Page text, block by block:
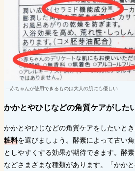
赤ちゃんが使用できるものは大人の肌にも優しい
かかとやひじなどの角質ケアがした
かかとやひじなどの角質ケアをしたいとき
粧料を選びましょう。酵素によって古い
としやすくする効果が期待できます。酵
などさまざまな種類があります。「かか